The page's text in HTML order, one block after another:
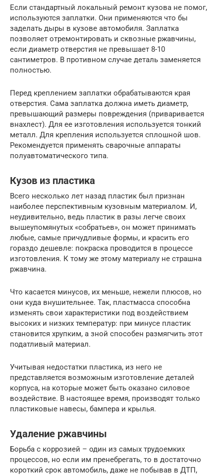
Если стандартный локальный ремонт кузова не помог,
используются заплатки. Они применяются что бы
заделать дыры в кузове автомобиля. Заплатка
позволяет отремонтировать и сквозные ржавчины,
если диаметр отверстия не превышает 8-10
сантиметров. В противном случае деталь заменяется
полностью.
Перед креплением заплатки обрабатываются края
отверстия. Сама заплатка должна иметь диаметр,
превышающий размеры повреждения (приваривается
внахлест). Для ее изготовления используется тонкий
металл. Для крепления используется сплошной шов.
Рекомендуется применять сварочные аппараты
полуавтоматического типа.
Кузов из пластика
Всего несколько лет назад пластик был признан
наиболее перспективным кузовным материалом. И,
неудивительно, ведь пластик в разы легче своих
вышеупомянутых «собратьев», он может принимать
любые, самые причудливые формы, и красить его
гораздо дешевле: покраска проводится в процессе
изготовления. К тому же этому материалу не страшна
ржавчина.
Что касается минусов, их меньше, нежели плюсов, но
они куда внушительнее. Так, пластмасса способна
изменять свои характеристики под воздействием
высоких и низких температур: при минусе пластик
становится хрупким, а зной способен размягчить этот
податливый материал.
Учитывая недостатки пластика, из него не
представляется возможным изготовление деталей
корпуса, на которые может быть оказано силовое
воздействие. В настоящее время, производят только
пластиковые навесы, бампера и крылья.
Удаление ржавчины
Борьба с коррозией – один из самых трудоемких
процессов, но если им пренебрегать, то в достаточно
короткий срок автомобиль, даже не побывав в ДТП,